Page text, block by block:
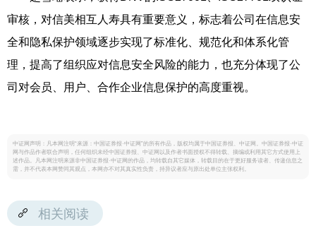
审核，对信美相互人寿具有重要意义，标志着公司在信息安
全和隐私保护领域逐步实现了标准化、规范化和体系化管
理，提高了组织应对信息安全风险的能力，也充分体现了公
司对会员、用户、合作企业信息保护的高度重视。
中证网声明：凡本网注明“来源：中国证券报·中证网”的所有作品，版权均属于中国证券报、中证网。中国证券报·中证
网与作品作者联合声明，任何组织未经中国证券报、中证网以及作者书面授权不得转载、摘编或利用其它方式使用上
述作品。凡本网注明来源非中国证券报·中证网的作品，均转载自其它媒体，转载目的在于更好服务读者、传递信息之
需，并不代表本网赞同其观点，本网亦不对其真实性负责，持异议者应与原出处单位主张权利。
相关阅读